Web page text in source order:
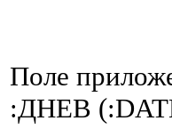
Поле
:ДНЕВ